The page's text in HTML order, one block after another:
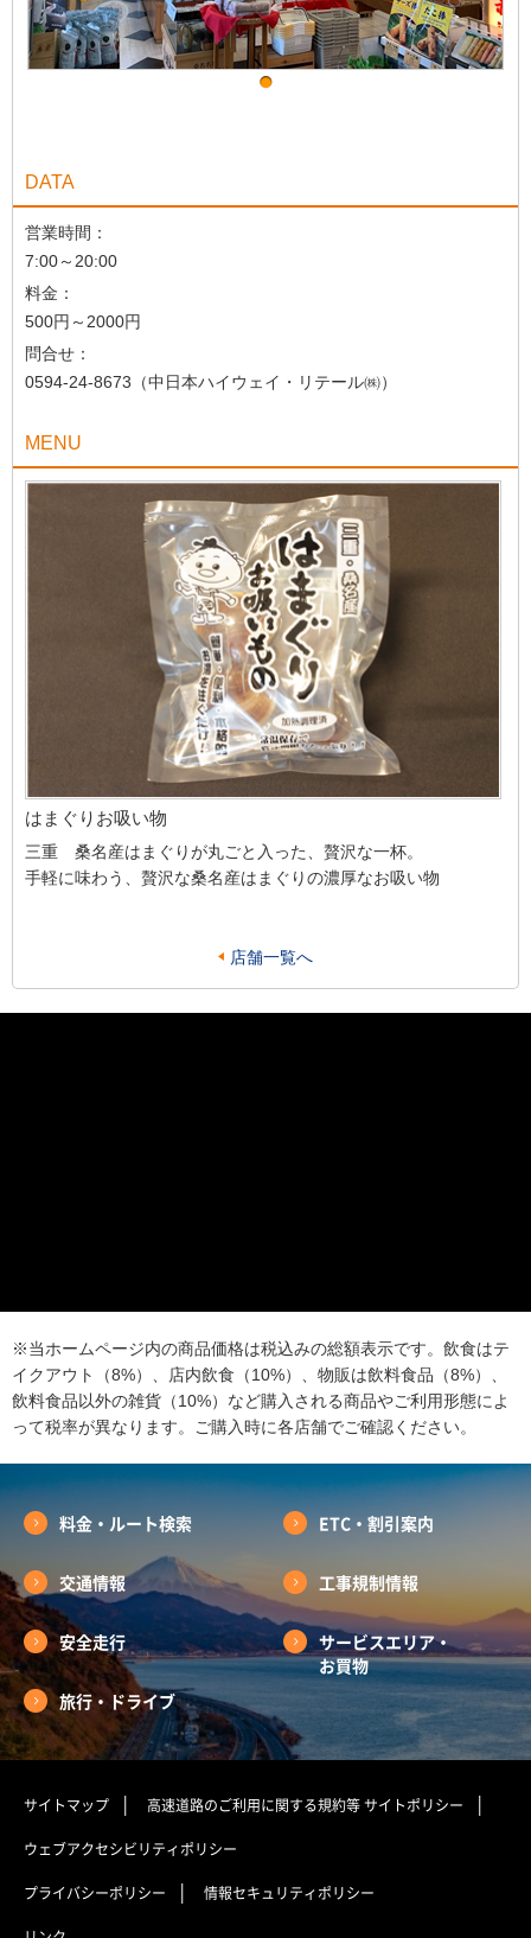
DATA
営業時間：
7:00～20:00
料金：
500円～2000円
問合せ：
0594-24-8673（中日本ハイウェイ・リテール㈱）
MENU
はまぐりお吸い物
三重 桑名産はまぐりが丸ごと入った、贅沢な一杯。
手軽に味わう、贅沢な桑名産はまぐりの濃厚なお吸い物
店舗一覧へ
※当ホームページ内の商品価格は税込みの総額表示です。飲食はテ
イクアウト（8%）、店内飲食（10%）、物販は飲料食品（8%）、
飲料食品以外の雑貨（10%）など購入される商品やご利用形態によ
って税率が異なります。ご購入時に各店舗でご確認ください。
料金・ルート検索 ETC・割引案内
交通情報 工事規制情報
安全走行
サービスエリア・
お買物
旅行・ドライブ
サイトマップ 高速道路のご利用に関する規約等サイトポリシー
ウェブアクセシビリティポリシー
プライバシーポリシー 情報セキュリティポリシー